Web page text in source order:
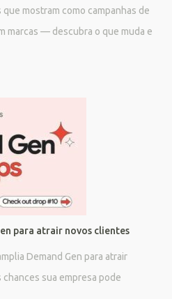
mostram como campanhas de
marcas — descubra o que muda e
para atrair novos clientes
Demand Gen para atrair
sua empresa pode